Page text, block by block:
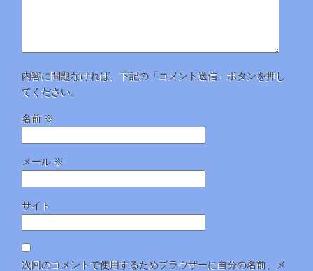
内容に問題なければ、下記の「コメント送信」ボタンを押し
てください。
名前 ※
メール ※
サイト
次回のコメントで使用するためブラウザーに自分の名前、メ